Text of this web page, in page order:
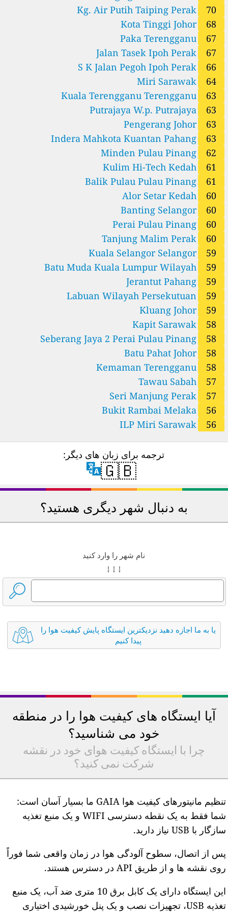
S K Jalan Pegoh, Ipoh, Perak, Malaysia
71
Samalaju, Sarawak, Malaysia
105
Samarahan, Sarawak, Malaysia
55
Sandakan, Sabah, Malaysia
Sarikei, Sarawak, Malaysia
Seberang Jaya 2, Perai, Pulau Pinang, Malaysia
55
Segamat, Johor, Malaysia
53
Seremban, Negeri Sembilan, Malaysia
Seri Manjung, Perak, Malaysia
Shah Alam, Selangor, Malaysia
Sibu, Sarawak, Malaysia
84
Sri Aman, Sarawak, Malaysia
54
Tanah Merah, Kelantan, Malaysia
Tangkak, Johor, Malaysia
Tanjung Malim, Perak, Malaysia
57
Tawau, Sabah, Malaysia
56
Temerloh, Pahang, Malaysia
Malaysia 🇲🇾
163
MCAQM003, station, Sabah, Malaysia
70
Kg. Air Putih Taiping Perak
68
Kota Tinggi Johor
67
Paka Terengganu
67
Jalan Tasek Ipoh Perak
66
S K Jalan Pegoh Ipoh Perak
64
Miri Sarawak
63
Kuala Terengganu Terengganu
63
Putrajaya W.p. Putrajaya
63
Pengerang Johor
63
Indera Mahkota Kuantan Pahang
62
Minden Pulau Pinang
61
Kulim Hi-Tech Kedah
61
Balik Pulau Pulau Pinang
60
Alor Setar Kedah
60
Banting Selangor
60
Perai Pulau Pinang
60
Tanjung Malim Perak
59
Kuala Selangor Selangor
59
Batu Muda Kuala Lumpur Wilayah
Persekutuan
59
Jerantut Pahang
59
Labuan Wilayah Persekutuan
59
Kluang Johor
58
Kapit Sarawak
58
Seberang Jaya 2 Perai Pulau Pinang
58
Batu Pahat Johor
58
Kemaman Terengganu
57
Tawau Sabah
57
Seri Manjung Perak
56
Bukit Rambai Melaka
56
ILP Miri Sarawak
ترجمه برای زبان های دیگر:
🇬🇧
به دنبال شهر دیگری هستید؟
نام شهر را وارد کنید
↓ ↓ ↓
یا به ما اجازه دهید نزدیکترین ایستگاه پایش کیفیت هوا را
پیدا کنیم
آیا ایستگاه های کیفیت هوا را در منطقه
خود می شناسید؟
چرا با ایستگاه کیفیت هوای خود در نقشه
شرکت نمی کنید؟
تنظیم مانیتورهای کیفیت هوا GAIA ما بسیار آسان است:
شما فقط به یک نقطه دسترسی WIFI و یک منبع تغذیه
سازگار با USB نیاز دارید.
پس از اتصال، سطوح آلودگی هوا در زمان واقعی شما فوراً
روی نقشه ها و از طریق API در دسترس هستند.
این ایستگاه دارای یک کابل برق 10 متری ضد آب، یک منبع
تغذیه USB، تجهیزات نصب و یک پنل خورشیدی اختیاری